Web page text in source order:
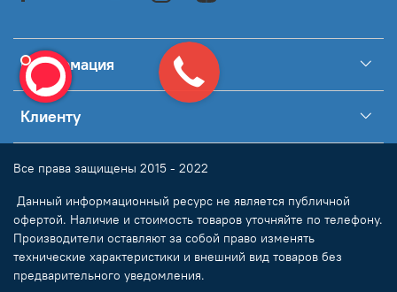
Информация
Клиенту
Все права защищены 2015 - 2022
Данный информационный ресурс не является публичной
офертой. Наличие и стоимость товаров уточняйте по телефону.
Производители оставляют за собой право изменять
технические характеристики и внешний вид товаров без
предварительного уведомления.